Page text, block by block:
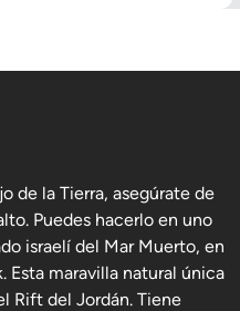
de la Tierra, asegúrate de
Puedes hacerlo en uno
israelí del Mar Muerto, en
maravilla natural única
Rift del Jordán. Tiene